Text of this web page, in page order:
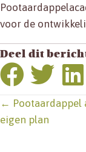
voor de
Deel dit
Posts
← Pootaardappel
eigen plan